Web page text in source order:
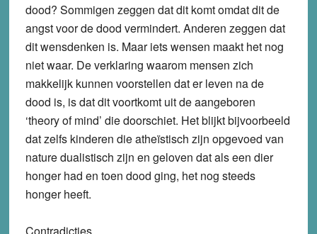
dood? Sommigen zeggen dat dit komt omdat dit de
angst voor de dood vermindert. Anderen zeggen dat
dit wensdenken is. Maar iets wensen maakt het nog
niet waar. De verklaring waarom mensen zich
makkelijk kunnen voorstellen dat er leven na de
dood is, is dat dit voortkomt uit de aangeboren
‘theory of mind’ die doorschiet. Het blijkt bijvoorbeeld
dat zelfs kinderen die atheïstisch zijn opgevoed van
nature dualistisch zijn en geloven dat als een dier
honger had en toen dood ging, het nog steeds
honger heeft.
Contradicties